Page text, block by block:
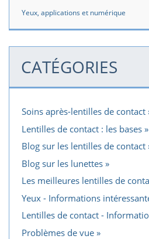
Yeux, applications et numérique
CATÉGORIES
Soins après-lentilles de contact
Lentilles de contact : les bases
Blog sur les lentilles de contact
Blog sur les lunettes
Les meilleures lentilles de
Yeux - Informations
Lentilles de contact -
Problèmes de vue